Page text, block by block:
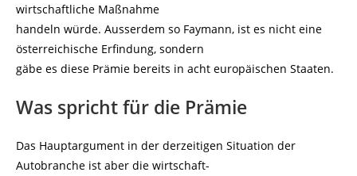
wirtschaftliche Maßnahme
handeln würde. Ausserdem so Faymann, ist es nicht eine
österreichische Erfindung, sondern
gäbe es diese Prämie bereits in acht europäischen Staaten.
Was spricht für die Prämie
Das Hauptargument in der derzeitigen Situation der
Autobranche ist aber die wirtschaft-